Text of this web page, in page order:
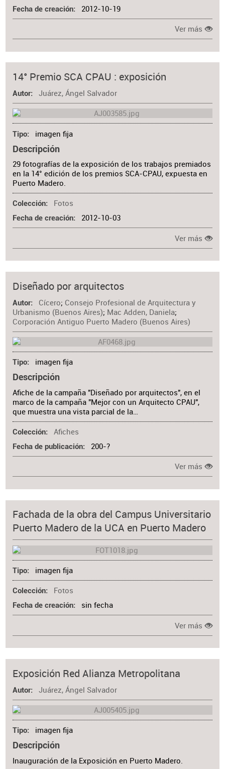
Fecha de creación 2012-10-19
Ver más
14° Premio SCA CPAU : exposición
Autor Juárez, Ángel Salvador
Tipo imagen fija
Descripción
29 fotografías de la exposición de los trabajos premiados
en la 14° edición de los premios SCA-CPAU, expuesta en
Puerto Madero.
Colección Fotos
Fecha de creación 2012-10-03
Ver más
Diseñado por arquitectos
Autor Cícero; Consejo Profesional de Arquitectura y
Urbanismo (Buenos Aires); Mac Adden, Daniela;
Corporación Antiguo Puerto Madero (Buenos Aires)
Tipo imagen fija
Descripción
Afiche de la campaña "Diseñado por arquitectos", en el
marco de la campaña "Mejor con un Arquitecto CPAU",
que muestra una vista parcial de la…
Colección Afiches
Fecha de publicación 200-?
Ver más
Fachada de la obra del Campus Universitario
Puerto Madero de la UCA en Puerto Madero
Tipo imagen fija
Colección Fotos
Fecha de creación sin fecha
Ver más
Exposición Red Alianza Metropolitana
Autor Juárez, Ángel Salvador
Tipo imagen fija
Descripción
Inauguración de la Exposición en Puerto Madero.